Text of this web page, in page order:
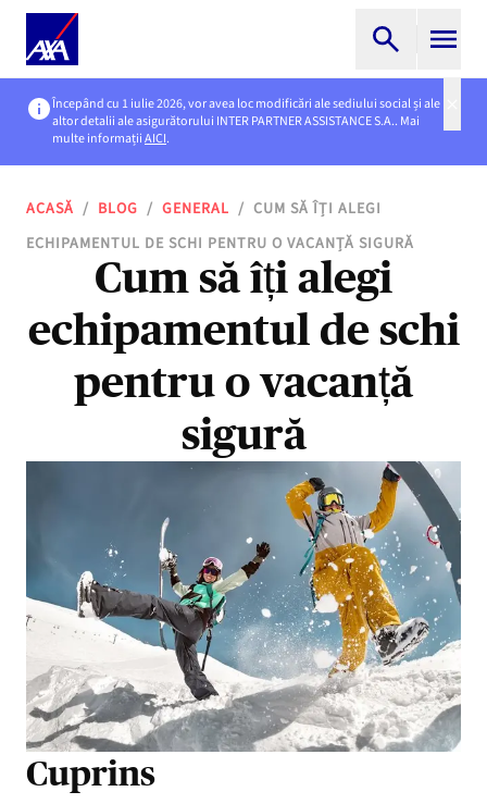
Începând cu 1 iulie 2026, vor avea loc modificări ale sediului social și ale
altor detalii ale asigurătorului INTER PARTNER ASSISTANCE S.A.. Mai
multe informațiiAICI.
ACASĂ / BLOG / GENERAL / CUM SĂ ÎȚI ALEGI
ECHIPAMENTUL DE SCHI PENTRU O VACANȚĂ SIGURĂ
Cum să îți alegi
echipamentul de schi
pentru o vacanță
sigură
Cuprins